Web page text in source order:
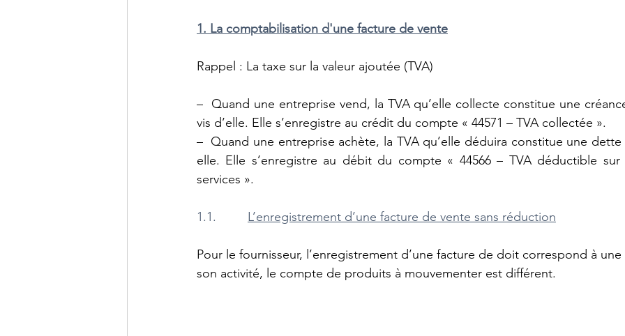
1. La comptabilisation d'une facture de vente
Rappel : La taxe sur la valeur ajoutée (TVA)
–  Quand une entreprise vend, la TVA qu’elle collecte constitue une
vis d’elle. Elle s’enregistre au crédit du compte « 44571 – TVA collectée ».
–  Quand une entreprise achète, la TVA qu’elle déduira constitue une dette
elle. Elle s’enregistre au débit du compte « 44566 – TVA déductible
services ».
1.1. L’enregistrement d’une facture de vente sans réduction
Pour le fournisseur, l’enregistrement d’une facture de doit correspond à
son activité, le compte de produits à mouvementer est différent.